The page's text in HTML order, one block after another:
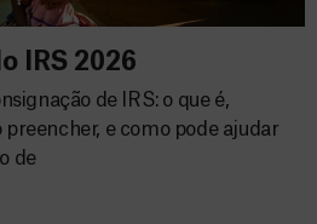
IRS 2026
de IRS: o que é,
e como pode ajudar
de